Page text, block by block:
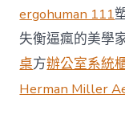
ergohuman 111
失衡逼瘋的美學
桌方辦公室系統
Herman Miller